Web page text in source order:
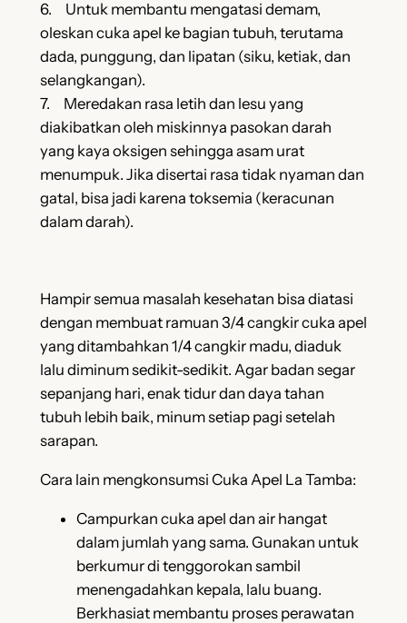
6. Untuk membantu mengatasi demam,
oleskan cuka apel ke bagian tubuh, terutama
dada, punggung, dan lipatan (siku, ketiak, dan
selangkangan).
7. Meredakan rasa letih dan lesu yang
diakibatkan oleh miskinnya pasokan darah
yang kaya oksigen sehingga asam urat
menumpuk. Jika disertai rasa tidak nyaman dan
gatal, bisa jadi karena toksemia (keracunan
dalam darah).
Hampir semua masalah kesehatan bisa diatasi
dengan membuat ramuan 3/4 cangkir cuka apel
yang ditambahkan 1/4 cangkir madu, diaduk
lalu diminum sedikit-sedikit. Agar badan segar
sepanjang hari, enak tidur dan daya tahan
tubuh lebih baik, minum setiap pagi setelah
sarapan.
Cara lain mengkonsumsi Cuka Apel La Tamba:
Campurkan cuka apel dan air hangat
dalam jumlah yang sama. Gunakan untuk
berkumur di tenggorokan sambil
menengadahkan kepala, lalu buang.
Berkhasiat membantu proses perawatan